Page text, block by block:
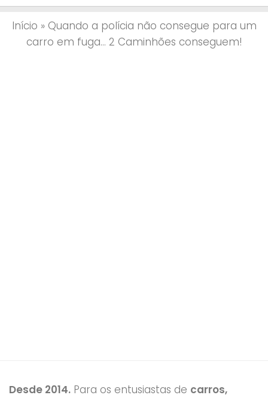
Início » Quando a polícia não consegue para um
carro em fuga… 2 Caminhões conseguem!
Desde 2014. Para os entusiastas de carros,